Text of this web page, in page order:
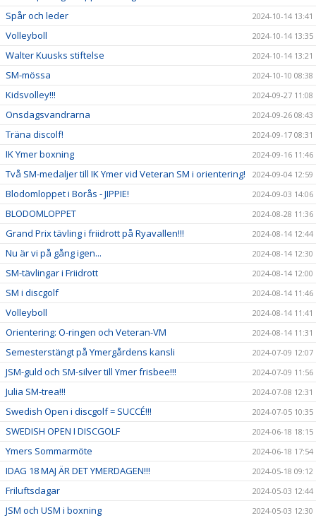
Spår och leder 2024-10-14 13:41
Volleyboll 2024-10-14 13:35
Walter Kuusks stiftelse 2024-10-14 13:21
SM-mössa 2024-10-10 08:38
Kidsvolley!!! 2024-09-27 11:08
Onsdagsvandrarna 2024-09-26 08:43
Träna discolf! 2024-09-17 08:31
IK Ymer boxning 2024-09-16 11:46
Två SM-medaljer till IK Ymer vid Veteran SM i orientering! 2024-09-04 12:59
Blodomloppet i Borås - JIPPIE! 2024-09-03 14:06
BLODOMLOPPET 2024-08-28 11:36
Grand Prix tävling i friidrott på Ryavallen!!! 2024-08-14 12:44
Nu är vi på gång igen... 2024-08-14 12:30
SM-tävlingar i Friidrott 2024-08-14 12:00
SM i discgolf 2024-08-14 11:46
Volleyboll 2024-08-14 11:41
Orientering: O-ringen och Veteran-VM 2024-08-14 11:31
Semesterstängt på Ymergårdens kansli 2024-07-09 12:07
JSM-guld och SM-silver till Ymer frisbee!!! 2024-07-09 11:56
Julia SM-trea!!! 2024-07-08 12:31
Swedish Open i discgolf = SUCCÉ!!! 2024-07-05 10:35
SWEDISH OPEN I DISCGOLF 2024-06-18 18:15
Ymers Sommarmöte 2024-06-18 17:54
IDAG 18 MAJ ÄR DET YMERDAGEN!!! 2024-05-18 09:12
Friluftsdagar 2024-05-03 12:44
JSM och USM i boxning
2024-05-03 12:30